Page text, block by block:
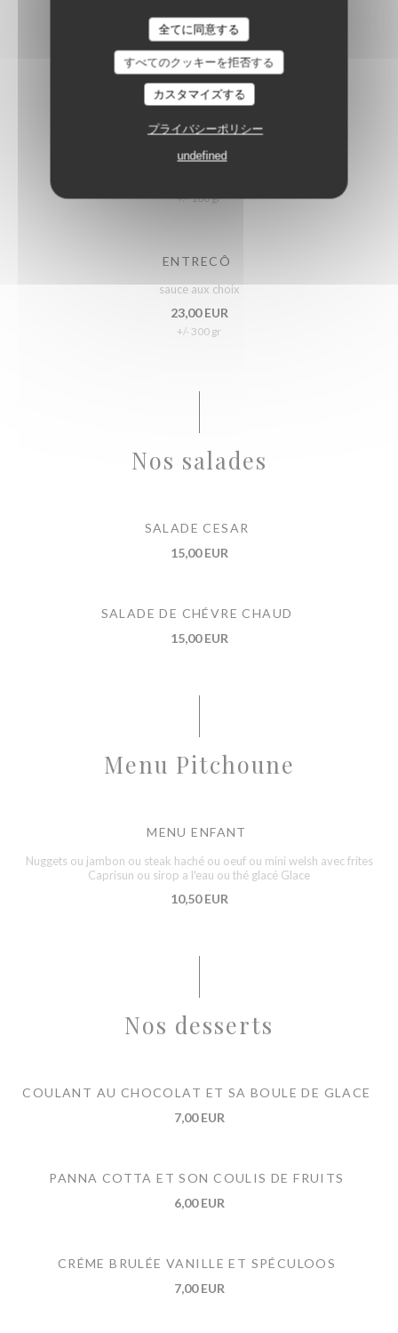
全てに同意する
すべてのクッキーを拒否する
カスタマイズする
プライバシーポリシー
undefined
sauce aux choix
25,50 EUR
+/- 450 gr
PAVÉ DE RUMSTEACK
sauce aux choix
+/- 180 gr
ENTRECÔ
sauce aux choix
23,00 EUR
+/- 300 gr
Nos salades
SALADE CESAR
15,00 EUR
SALADE DE CHÉVRE CHAUD
15,00 EUR
Menu Pitchoune
MENU ENFANT
Nuggets ou jambon ou steak haché ou oeuf ou mini welsh avec frites
Caprisun ou sirop a l'eau ou thé glacé Glace
10,50 EUR
Nos desserts
COULANT AU CHOCOLAT ET SA BOULE DE GLACE
7,00 EUR
PANNA COTTA ET SON COULIS DE FRUITS
6,00 EUR
CRÉME BRULÉE VANILLE ET SPÉCULOOS
7,00 EUR
Loos'Taminet